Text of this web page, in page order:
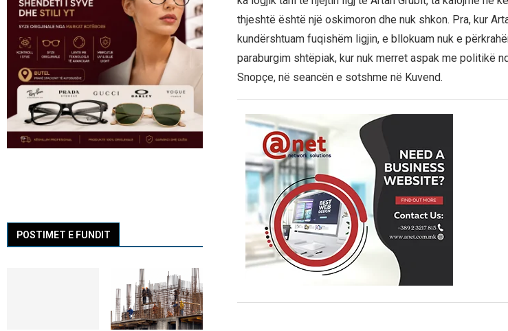
thjeshtë është një oskimoron dhe nuk shkon. Pra, kur
kundërshtuam fuqishëm ligjin, e bllokuam nuk e
paraburgim shtëpiak, kur nuk merret aspak me politikë
Snopçe, në seancën e sotshme në Kuvend.
POSTIMET E FUNDIT